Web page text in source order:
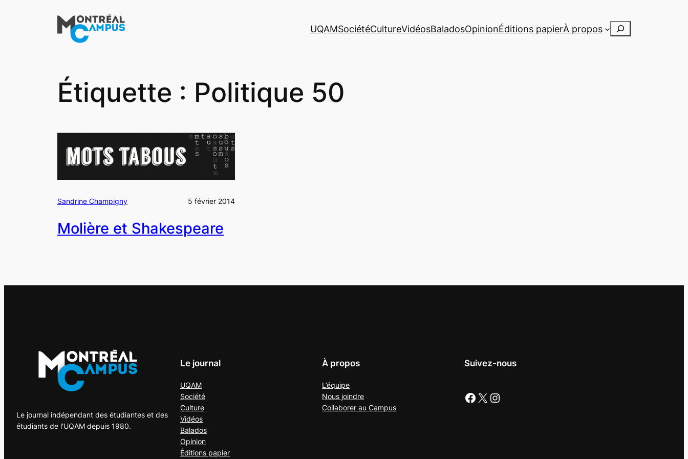
UQAMSociétéCultureVidéosBaladosOpinionÉditions papierÀ propos Rechercher
Étiquette : Politique 50
Sandrine Champigny 5 février 2014
Molière et Shakespeare
Le journal indépendant des étudiantes et des
étudiants de l'UQAM depuis 1980.
Le journal
UQAM
Société
Culture
Vidéos
Balados
Opinion
Éditions papier
À propos
L’équipe
Nous joindre
Collaborer auCampus
Suivez-nous
Facebook X Instagram